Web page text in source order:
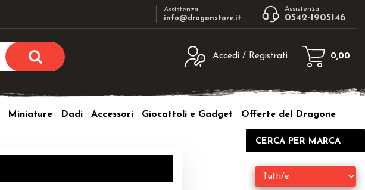
Assistenza
info@dragonstore.it
Assistenza
0542-1905146
Accedi / Registrati
utente e la password e poi clicca sul
sito clicca sul pulsante "Registrati"
0,00
Miniature Dadi Accessori Giocattoli e Gadget Offerte del Dragone
CERCA PER MARCA